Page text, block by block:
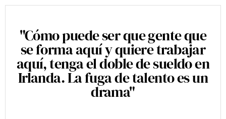
"Cómo puede ser que gente que
se forma aquí y quiere trabajar
aquí, tenga el doble de sueldo en
Irlanda. La fuga de talento es un
drama"